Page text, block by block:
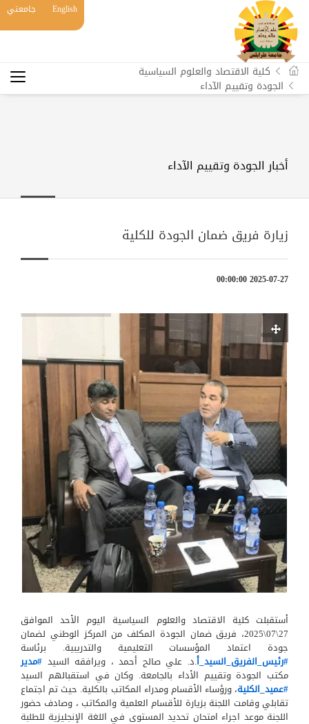
English جامعتي
كلية الاقتصاد والعلوم السياسية
الجودة وتقييم الآداء
أخبار الجودة وتقييم الآداء
زيارة فريق ضمان الجودة للكلية
2025-07-27 00:00:00
أستقبلت كلية الاقتصاد والعلوم السياسية اليوم الأحد الموافق
27\07\2025، فريق ضمان الجودة المكلف من المركز الوطني لضمان
جودة اعتماد المؤسسات التعليمية والتدريبية. برئاسة
#رئيس_الفريق_السيد_أ.د. علي صالح أحمد ، ويرافقه السيد #مدير
مكتب الجودة وتقييم الأداء بالجامعة. وكان في استقبالهم السيد
#عميد_الكلية، ورؤساء الأقسام ومدراء المكاتب بالكلية. حيث تم اجتماع
تقابلي وقامت اللجنة بزيارة للأقسام العلمية والمكاتب ، وصادف حضور
اللجنة موعد اجراء امتحان تحديد المستوى في اللغة الإنجليزية للطلبة